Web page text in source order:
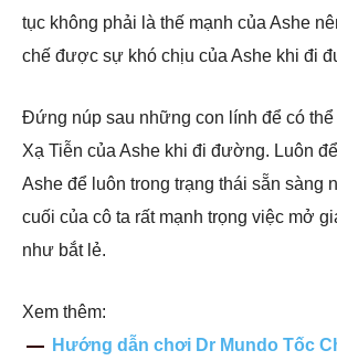
tục không phải là thế mạnh của Ashe
chế được sự khó chịu của Ashe khi đi
Đứng núp sau những con lính để có thể
Xạ Tiễn của Ashe khi đi đường. Luôn
Ashe để luôn trong trạng thái sẵn sàng
cuối của cô ta rất mạnh trọng việc mở
như bắt lẻ.
Xem thêm:
Hướng dẫn chơi Dr Mundo Tốc